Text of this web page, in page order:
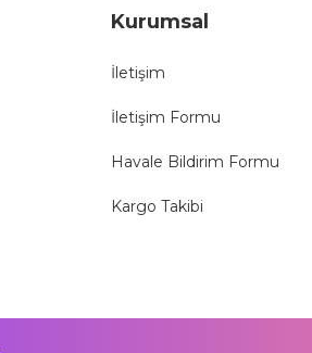
GönderKurumsal
İletişim
İletişim Formu
Havale Bildirim Formu
Kargo Takibi